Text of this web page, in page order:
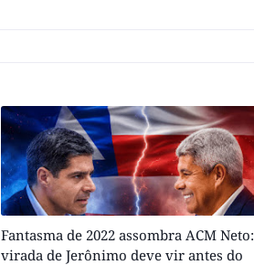
Fantasma de 2022 assombra ACM Neto:
virada de Jerônimo deve vir antes do